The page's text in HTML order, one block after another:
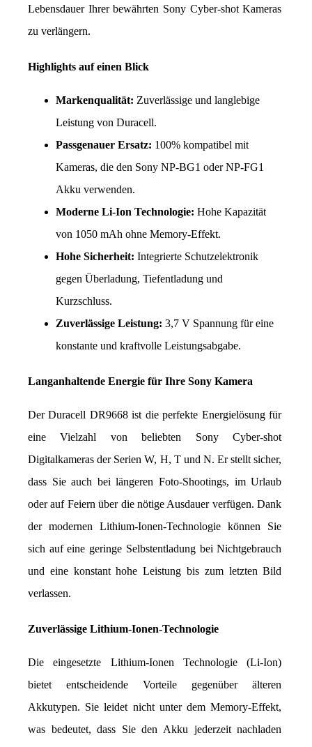
Lebensdauer Ihrer bewährten Sony Cyber-shot Kameras
zu verlängern.
Highlights auf einen Blick
Markenqualität: Zuverlässige und langlebige
Leistung von Duracell.
Passgenauer Ersatz: 100% kompatibel mit
Kameras, die den Sony NP-BG1 oder NP-FG1
Akku verwenden.
Moderne Li-Ion Technologie: Hohe Kapazität
von 1050 mAh ohne Memory-Effekt.
Hohe Sicherheit: Integrierte Schutzelektronik
gegen Überladung, Tiefentladung und
Kurzschluss.
Zuverlässige Leistung: 3,7 V Spannung für eine
konstante und kraftvolle Leistungsabgabe.
Langanhaltende Energie für Ihre Sony Kamera
Der Duracell DR9668 ist die perfekte Energielösung für
eine Vielzahl von beliebten Sony Cyber-shot
Digitalkameras der Serien W, H, T und N. Er stellt sicher,
dass Sie auch bei längeren Foto-Shootings, im Urlaub
oder auf Feiern über die nötige Ausdauer verfügen. Dank
der modernen Lithium-Ionen-Technologie können Sie
sich auf eine geringe Selbstentladung bei Nichtgebrauch
und eine konstant hohe Leistung bis zum letzten Bild
verlassen.
Zuverlässige Lithium-Ionen-Technologie
Die eingesetzte Lithium-Ionen Technologie (Li-Ion)
bietet entscheidende Vorteile gegenüber älteren
Akkutypen. Sie leidet nicht unter dem Memory-Effekt,
was bedeutet, dass Sie den Akku jederzeit nachladen